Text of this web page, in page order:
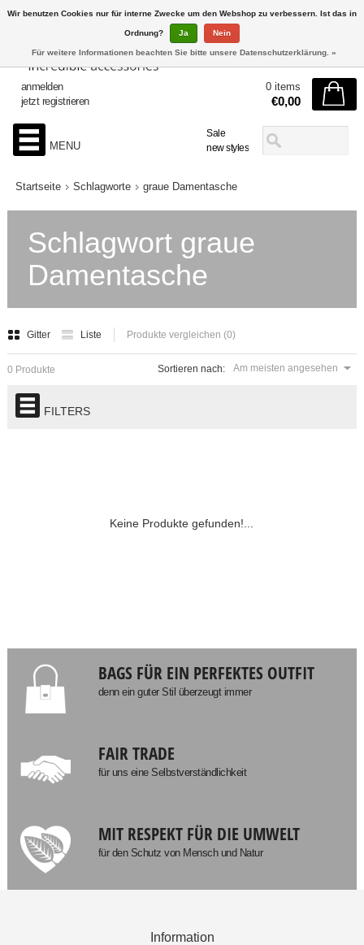
Sale
new styles
anmelden
jetzt registrieren
0 items
€0,00
MENU
Startseite Schlagworte graue Damentasche
Schlagwort graue
Damentasche
Gitter Liste Produkte vergleichen (0)
Sortieren nach: Am meisten angesehen
0 Produkte
FILTERS
Keine Produkte gefunden!...
BAGS FÜR EIN PERFEKTES OUTFIT
denn ein guter Stil überzeugt immer
FAIR TRADE
für uns eine Selbstverständlichkeit
MIT RESPEKT FÜR DIE UMWELT
für den Schutz von Mensch und Natur
Information
Wir benutzen Cookies nur für interne Zwecke um den Webshop zu verbessern. Ist das in
Ordnung? Ja Nein
Für weitere Informationen beachten Sie bitte unsere Datenschutzerklärung. »